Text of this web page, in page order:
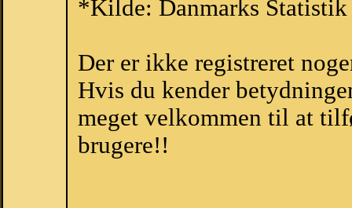
*Kilde: Danmarks Statistik
Der er ikke registreret
Hvis du kender
meget velkommen til at
brugere!!